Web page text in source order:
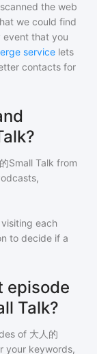
the web
we could find
event that you
service lets
contacts for
Small Talk from
each
to decide if a
episode
Talk?
of 大人的
your keywords,